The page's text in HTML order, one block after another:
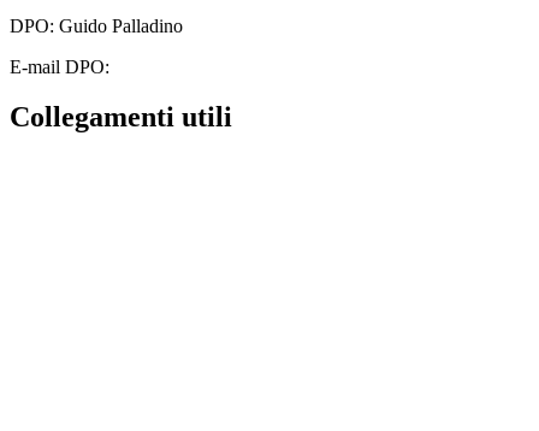
DPO: Guido Palladino
E-mail DPO:
Collegamenti utili